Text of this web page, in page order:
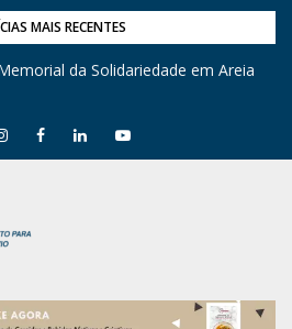
MAIS RECENTES
da Solidariedade em Areia